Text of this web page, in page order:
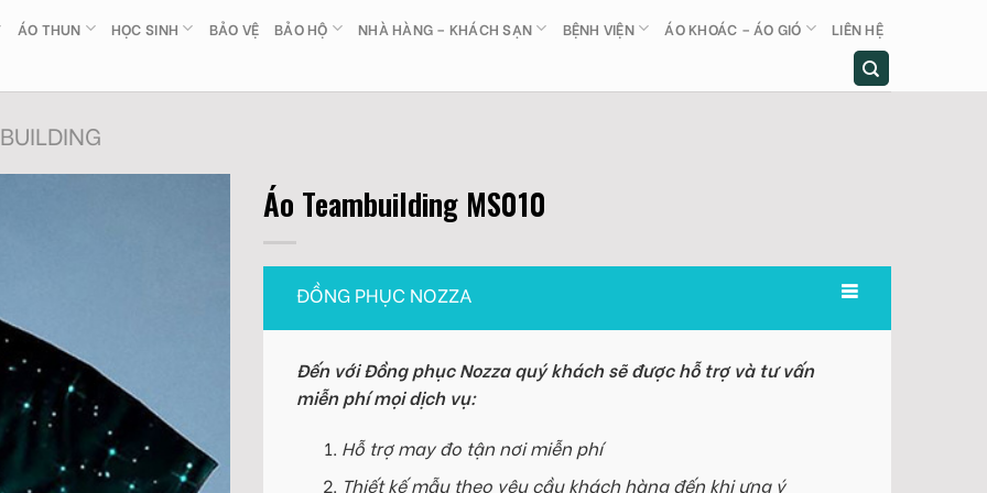
ÁO THUN HỌC SINH BẢO VỆ BẢO HỘ NHÀ HÀNG – KHÁCH SẠN BỆNH VIỆN ÁO KHOÁC – ÁO GIÓ LIÊN HỆ
Áo Teambuilding MS010
ĐỒNG PHỤC NOZZA
Đến với Đồng phục Nozza quý khách sẽ được hỗ trợ và tư vấn
miễn phí mọi dịch vụ:
Hỗ trợ may đo tận nơi miễn phí
Thiết kế mẫu theo yêu cầu khách hàng đến khi ưng ý